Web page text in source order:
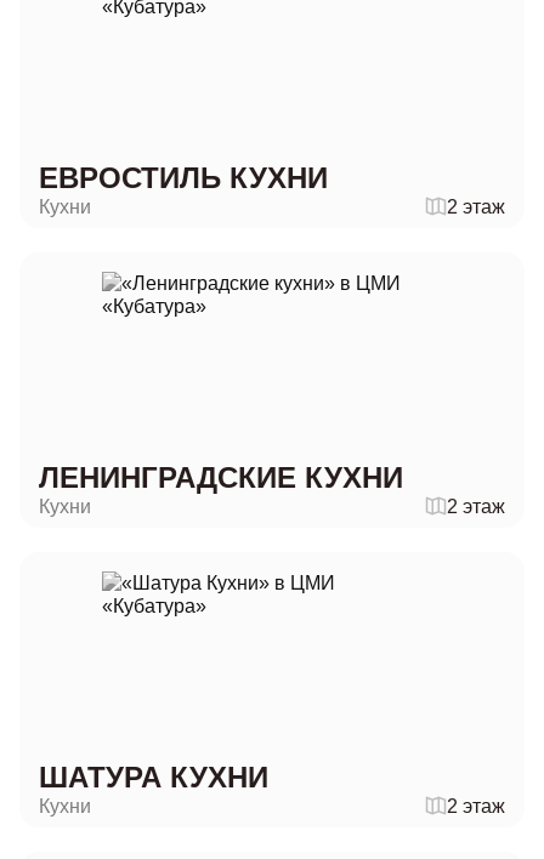
ЕВРОСТИЛЬ КУХНИ
Кухни 2 этаж
ЛЕНИНГРАДСКИЕ КУХНИ
Кухни 2 этаж
ШАТУРА КУХНИ
Кухни 2 этаж